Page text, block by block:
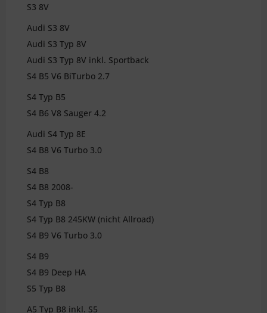
S3 8V
Audi S3 8V
Audi S3 Typ 8V
Audi S3 Typ 8V inkl. Sportback
S4 B5 V6 BiTurbo 2.7
S4 Typ B5
S4 B6 V8 Sauger 4.2
Audi S4 Typ 8E
S4 B8 V6 Turbo 3.0
S4 B8
S4 B8 2008-
S4 Typ B8
S4 Typ B8 245KW (nicht Allroad)
S4 B9 V6 Turbo 3.0
S4 B9
S4 B9 Deep HA
S5 Typ B8
A5 Typ B8 inkl. S5